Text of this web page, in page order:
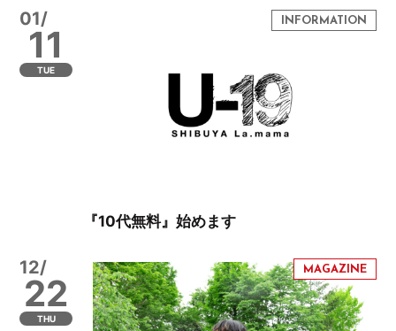
01/
11
TUE
『10代無料』始めます
12/
22
THU